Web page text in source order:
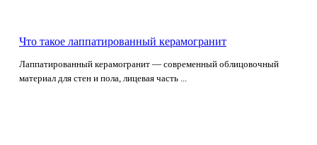
Что такое лаппатированный керамогранит
Лаппатированный керамогранит — современный облицовочный
материал для стен и пола, лицевая часть ...